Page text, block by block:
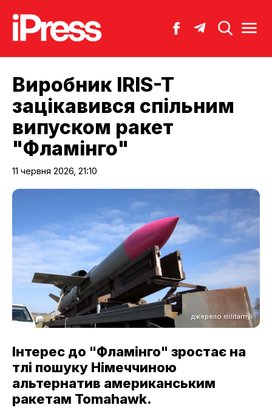
Виробник IRIS-T
зацікавився спільним
випуском ракет
"Фламінго"
11 червня 2026, 21:10
джерело militarnyi
Інтерес до "Фламінго" зростає на
тлі пошуку Німеччиною
альтернатив американським
ракетам Tomahawk.